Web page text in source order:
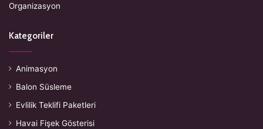
Organizasyon
Kategoriler
Animasyon
Balon Süsleme
Evlilik Teklifi Paketleri
Havai Fişek Gösterisi